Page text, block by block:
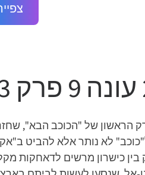
הראשון של "הכוכב הבא",
לא נותר אלא להביט
כישרון מרשים לדאחקות